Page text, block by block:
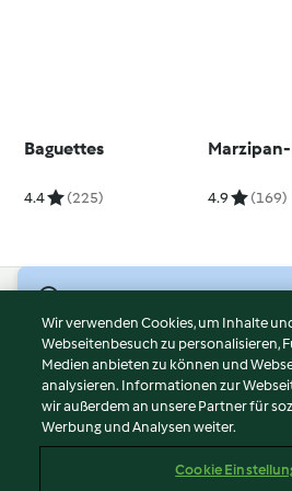
Baguettes
4.4 (225) 4.9 (169)
Nutzungsbedingungen
Datenschutzrichtlinien
Disclaimer
Impressum
Wir verwenden Cookies, um Inhalte
Webseitenbesuch zu personalisieren,
Medien anbieten zu können und
analysieren. Informationen zur
wir außerdem an unsere Partner für
Werbung und Analysen weiter.
Cookie